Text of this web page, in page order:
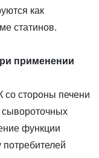
как
статинов.
применении
стороны печени
функции
потребителей